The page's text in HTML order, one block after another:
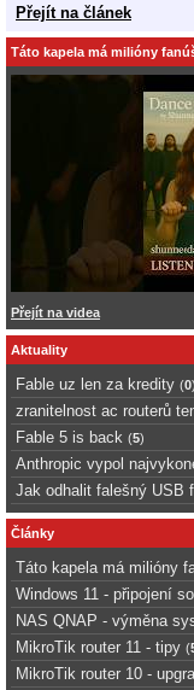
Přejít na článek
Táto kapela má milióny
Přejít na videa
Aktuality
Fable uz len za kredity (0)
zranitelnost ac routerů
Fable 5 is back (5)
Anthropic vypol
Jak odhalit falešný USB
Články
Táto kapela má milióny
Windows 11 - připojení
NAS QNAP - výměna
MikroTik router 11 - tipy (
MikroTik router 10 -